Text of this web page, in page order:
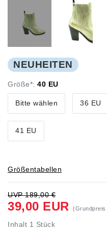
NEUHEITEN
Größe*: 40 EU
Bitte wählen 36 EU
41 EU
Größentabellen
UVP 189,00 €
39,00 EUR (Grundpreis
Inhalt 1 Stück